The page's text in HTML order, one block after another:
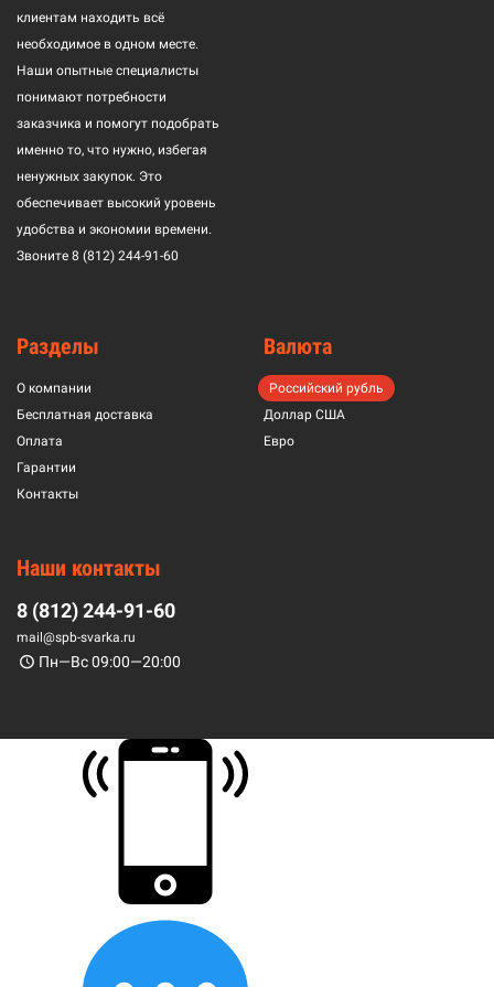
клиентам находить всё
необходимое в одном месте.
Наши опытные специалисты
понимают потребности
заказчика и помогут подобрать
именно то, что нужно, избегая
ненужных закупок. Это
обеспечивает высокий уровень
удобства и экономии времени.
Звоните 8 (812) 244-91-60
Разделы
О компании
Бесплатная доставка
Оплата
Гарантии
Контакты
Валюта
Российский рубль
Доллар США
Евро
Наши контакты
8 (812) 244-91-60
mail@spb-svarka.ru
Пн—Вс 09:00—20:00